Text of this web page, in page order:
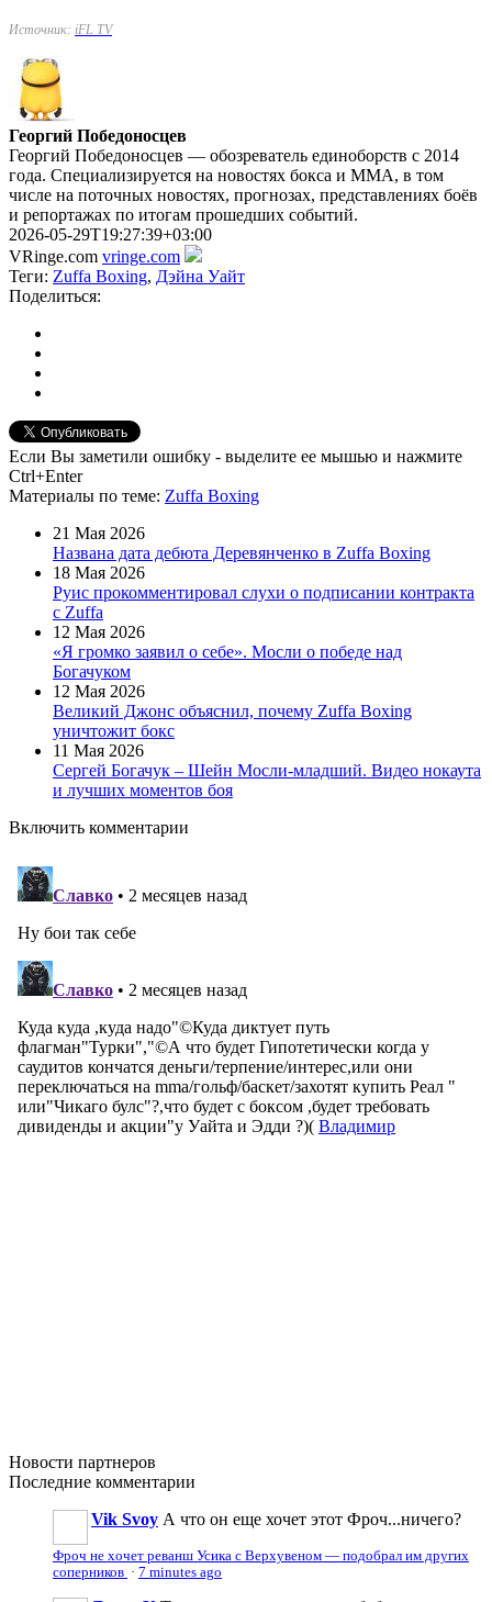
Источник: iFL TV
Георгий Победоносцев
Георгий Победоносцев — обозреватель единоборств с 2014
года. Специализируется на новостях бокса и ММА, в том
числе на поточных новостях, прогнозах, представлениях боёв
и репортажах по итогам прошедших событий.
2026-05-29T19:27:39+03:00
VRinge.com vringe.com
Теги: Zuffa Boxing, Дэйна Уайт
Поделиться:
Если Вы заметили ошибку - выделите ее мышью и нажмите
Ctrl+Enter
Материалы по теме: Zuffa Boxing
21 Мая 2026
Названа дата дебюта Деревянченко в Zuffa Boxing
18 Мая 2026
Руис прокомментировал слухи о подписании контракта
с Zuffa
12 Мая 2026
«Я громко заявил о себе». Мосли о победе над
Богачуком
12 Мая 2026
Великий Джонс объяснил, почему Zuffa Boxing
уничтожит бокс
11 Мая 2026
Сергей Богачук – Шейн Мосли-младший. Видео нокаута
и лучших моментов боя
Включить комментарии
Новости партнеров
Последние комментарии
Vik Svoy А что он еще хочет этот Фроч...ничего?
Фроч не хочет реванш Усика с Верхувеном — подобрал им других
соперников · 7 minutes ago